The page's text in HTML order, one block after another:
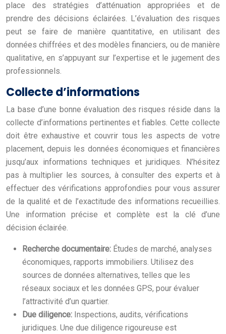
place des stratégies d’atténuation appropriées et de
prendre des décisions éclairées. L’évaluation des risques
peut se faire de manière quantitative, en utilisant des
données chiffrées et des modèles financiers, ou de manière
qualitative, en s’appuyant sur l’expertise et le jugement des
professionnels.
Collecte d’informations
La base d’une bonne évaluation des risques réside dans la
collecte d’informations pertinentes et fiables. Cette collecte
doit être exhaustive et couvrir tous les aspects de votre
placement, depuis les données économiques et financières
jusqu’aux informations techniques et juridiques. N’hésitez
pas à multiplier les sources, à consulter des experts et à
effectuer des vérifications approfondies pour vous assurer
de la qualité et de l’exactitude des informations recueillies.
Une information précise et complète est la clé d’une
décision éclairée.
Recherche documentaire: Études de marché, analyses
économiques, rapports immobiliers. Utilisez des
sources de données alternatives, telles que les
réseaux sociaux et les données GPS, pour évaluer
l’attractivité d’un quartier.
Due diligence: Inspections, audits, vérifications
juridiques. Une due diligence rigoureuse est